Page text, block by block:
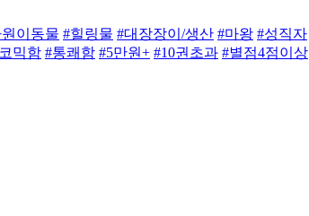
이동물 #힐링물 #대장장이/생산 #마왕 #성직자
믹함 #통쾌함 #5만원+ #10권초과 #별점4점이상